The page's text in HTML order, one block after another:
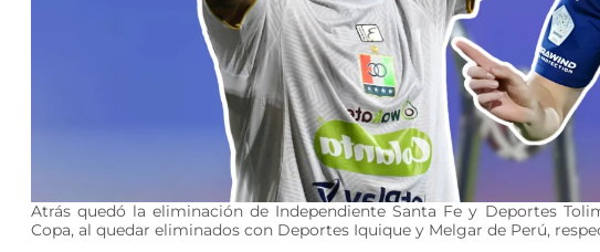
Atrás quedó la eliminación de Independiente Santa Fe y Deportes
Copa, al quedar eliminados con Deportes Iquique y Melgar de Perú,